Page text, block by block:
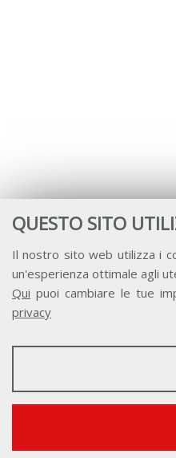
QUESTO SITO
Il nostro sito web utilizza i
un'esperienza ottimale agli
Qui puoi cambiare le tue
privacy
STATISTICHE
Mostra maggiori informazioni
SERVIZI FACOLTATVI